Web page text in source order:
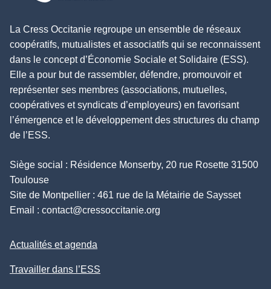
La Cress Occitanie regroupe un ensemble de réseaux
coopératifs, mutualistes et associatifs qui se reconnaissent
dans le concept d’Économie Sociale et Solidaire (ESS).
Elle a pour but de rassembler, défendre, promouvoir et
représenter ses membres (associations, mutuelles,
coopératives et syndicats d’employeurs) en favorisant
l’émergence et le développement des structures du champ
de l’ESS.
Siège social : Résidence Monserby, 20 rue Rosette 31500
Toulouse
Site de Montpellier : 461 rue de la Métairie de Saysset
Email : contact@cressoccitanie.org
Actualités et agenda
Travailler dans l’ESS